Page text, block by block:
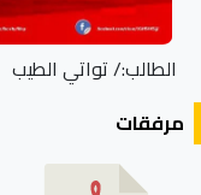
الطالب:/ تواتي الطيب
مرفقات